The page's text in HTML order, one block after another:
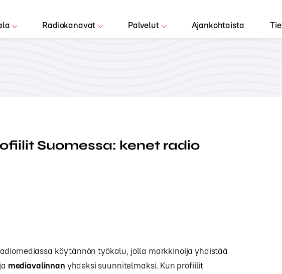
Radiokanavat Palvelut Ajankohtaista
Suomessa: kenet radio
käytännön työkalu, jolla markkinoija yhdistää
mediavalinnan yhdeksi suunnitelmaksi. Kun profiilit